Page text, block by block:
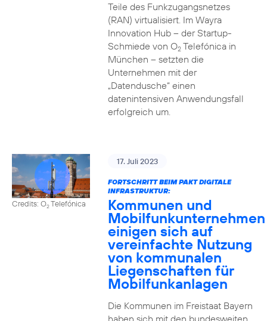
Teile des Funkzugangsnetzes
(RAN) virtualisiert. Im Wayra
Innovation Hub – der Startup-
Schmiede von O2Telefónica in
München – setzten die
Unternehmen mit der
„Datendusche“ einen
datenintensiven Anwendungsfall
erfolgreich um.
Credits: O2Telefónica
17. Juli 2023
FORTSCHRITT BEIM PAKT DIGITALE
INFRASTRUKTUR:
Kommunen und
Mobilfunkunternehmen
einigen sich auf
vereinfachte Nutzung
von kommunalen
Liegenschaften für
Mobilfunkanlagen
Die Kommunen im Freistaat Bayern
haben sich mit den bundesweiten